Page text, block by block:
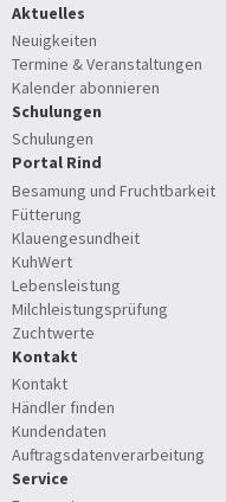
Aktuelles
Neuigkeiten
Termine & Veranstaltungen
Kalender abonnieren
Schulungen
Schulungen
Portal Rind
Besamung und Fruchtbarkeit
Fütterung
Klauengesundheit
KuhWert
Lebensleistung
Milchleistungsprüfung
Zuchtwerte
Kontakt
Kontakt
Händler finden
Kundendaten
Auftragsdatenverarbeitung
Service